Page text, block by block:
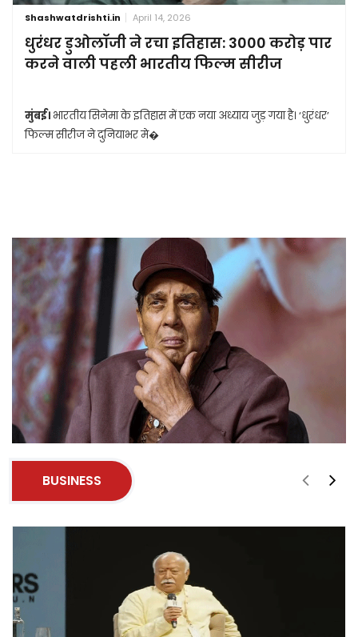
Shashwatdrishti.in April 14, 2026
धुरंधर डुओलॉजी ने रचा इतिहास: 3000 करोड़ पार
करने वाली पहली भारतीय फिल्म सीरीज
मुंबई। भारतीय सिनेमा के इतिहास में एक नया अध्याय जुड़ गया है। ‘धुरंधर’
फिल्म सीरीज ने दुनियाभर मे�
BUSINESS